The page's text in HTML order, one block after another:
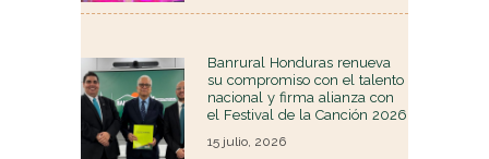
Banrural Honduras renueva
su compromiso con el talento
nacional y firma alianza con
el Festival de la Canción 2026
15 julio, 2026